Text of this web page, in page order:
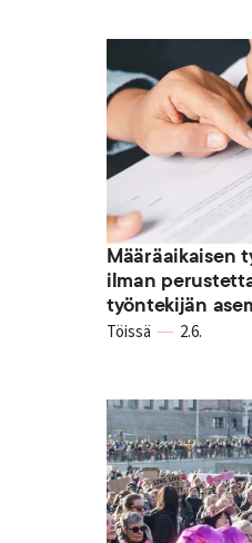
Määräaikaisen
ilman
työntekijän
Töissä 2.6.